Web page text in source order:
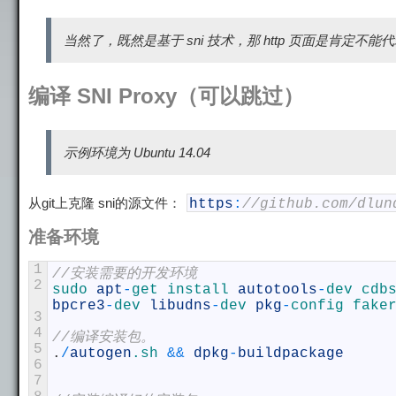
当然了，既然是基于 sni 技术，那 http 页面是肯定不能
编译 SNI Proxy（可以跳过）
示例环境为 Ubuntu 14.04
从git上克隆 sni的源文件： https : //github.com/
准备环境
1
2
3
4
5
6
7
//安装需要的开发环境
sudo apt - get install autotools- dev
bpcre3- dev libudns- dev pkg- config
//编译安装包。
. /autogen .sh && dpkg- buildpackage